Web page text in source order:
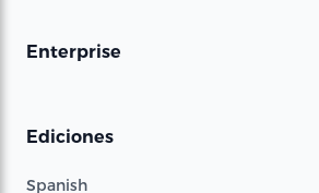
Enterprise
Ediciones
Spanish